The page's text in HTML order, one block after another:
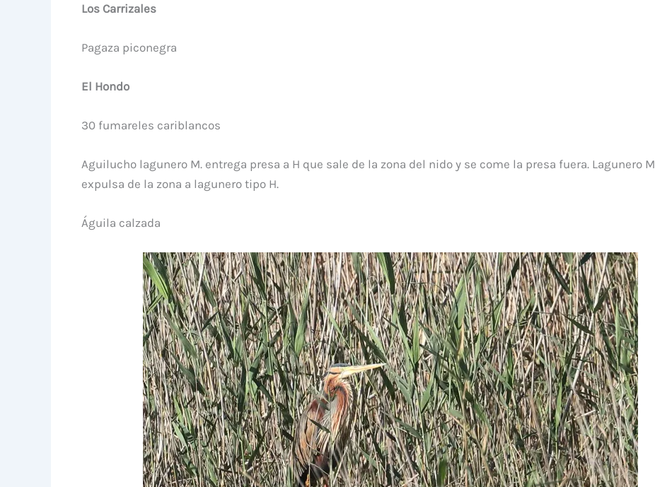
Los Carrizales
Pagaza piconegra
El Hondo
30 fumareles cariblancos
Aguilucho lagunero M. entrega presa a H que sale de la zona del nido y se come la presa fuera. Lagunero M
expulsa de la zona a lagunero tipo H.
Águila calzada